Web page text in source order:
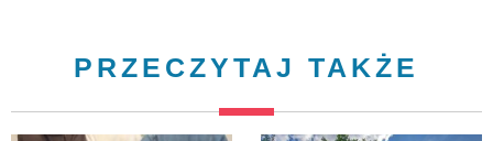
PRZECZYTAJ TAKŻE